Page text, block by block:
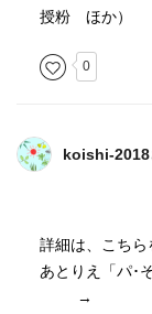
授粉 ほか）
0
koishi-2018
詳細は、こち
あとりえ「パ･
→